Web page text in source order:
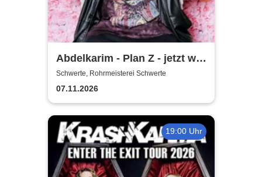
Abdelkarim - Plan Z - jetzt will
er´s wissen!
Schwerte, Rohrmeisterei Schwerte
07.11.2026
19:00 Uhr